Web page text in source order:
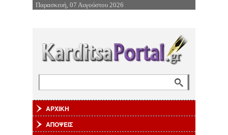
Επιστροφή στην Πλοήγηση
Παρασκευή, 07 Αυγούστου 2026
ΑΡΧΙΚΗ
ΑΠΟΨΕΙΣ